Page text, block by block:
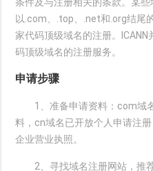
以.com、.top、.net和.org结尾
家代码顶级域名的注册。
码顶级域名的注册服务。
申请步骤
1、准备申请资料：com域名
料，cn域名已开放个人申请注
企业营业执照。
2、寻找域名注册网站，推